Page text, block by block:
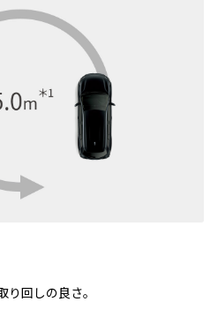
回しの良さ。